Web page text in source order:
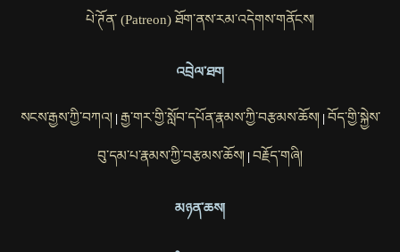
པེ་ཊོན་ (Patreon) ཐོག་ནས་རམ་འདེགས་གནོངས།
འབྲེལ་ཐག
སངས་རྒྱས་ཀྱི་བཀའ། རྒྱ་གར་གྱི་སློབ་དཔོན་རྣམས་ཀྱི་བརྩམས་ཆོས། བོད་གྱི་སྐྱེས་
བུ་དམ་པ་རྣམས་ཀྱི་བརྩམས་ཆོས། བརྗོད་གཞི།
མཉན་ཆས།